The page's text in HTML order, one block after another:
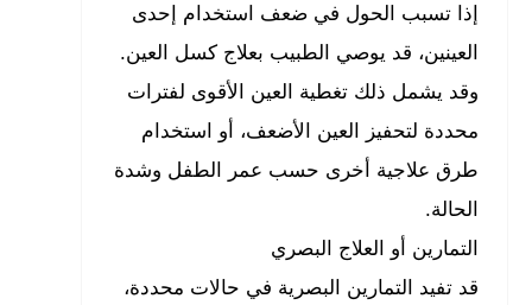
إذا تسبب الحول في ضعف استخدام إحدى
العينين، قد يوصي الطبيب بعلاج كسل العين.
وقد يشمل ذلك تغطية العين الأقوى لفترات
محددة لتحفيز العين الأضعف، أو استخدام
طرق علاجية أخرى حسب عمر الطفل وشدة
الحالة.
التمارين أو العلاج البصري
قد تفيد التمارين البصرية في حالات محددة،